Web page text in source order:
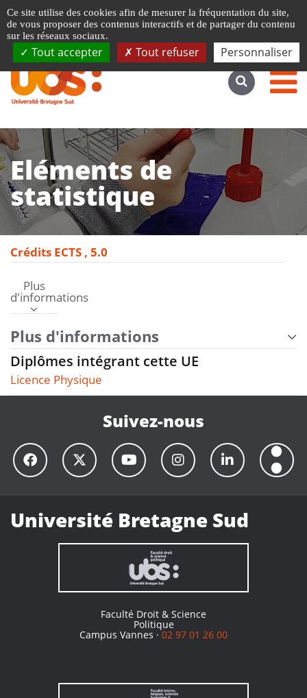
Accéder au site complet
Eléments de
statistique
Crédits ECTS 5.0
Plus
d'informations
Plus d'informations
Diplômes intégrant cette UE
Licence Physique
Suivez-nous
Université Bretagne Sud
Faculté Droit & Science
Politique
Campus Vannes ·02 97 01 26 00
Ce site utilise des cookies afin de mesurer la fréquentation du site,
de vous proposer des contenus interactifs et de partager du contenu
sur les réseaux sociaux.
Tout accepter Tout refuser Personnaliser